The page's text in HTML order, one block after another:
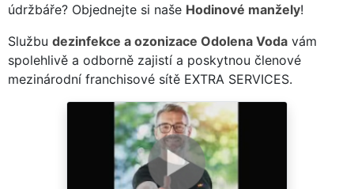
údržbáře? Objednejte si naše Hodinové manžely!
Službu dezinfekce a ozonizace Odolena Voda vám
spolehlivě a odborně zajistí a poskytnou členové
mezinárodní franchisové sítě EXTRA SERVICES.